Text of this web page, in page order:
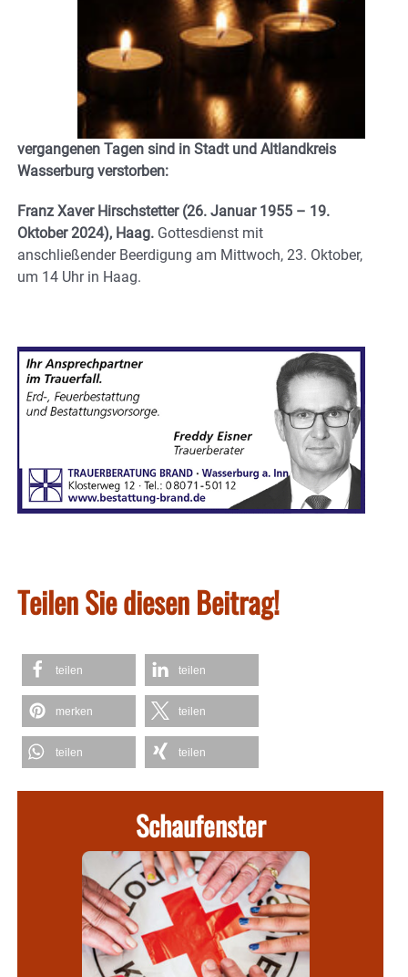
vergangenen Tagen sind in Stadt und Altlandkreis
Wasserburg verstorben:
Franz Xaver Hirschstetter (26. Januar 1955 – 19.
Oktober 2024), Haag. Gottesdienst mit
anschließender Beerdigung am Mittwoch, 23. Oktober,
um 14 Uhr in Haag.
Teilen Sie diesen Beitrag!
teilen teilen
merken teilen
teilen teilen
Schaufenster